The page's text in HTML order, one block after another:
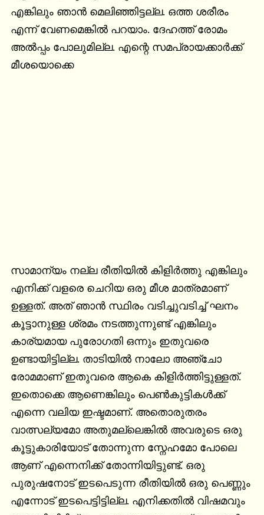
എങ്കിലും ഞാന്‍ മെലിഞ്ഞിട്ടല്ല. ഒത്ത ശരീരം
എന്ന് വേണമെങ്കില്‍ പറയാം. ദേഹത്ത് രോമം
അല്‍പ്പം പോലുമില്ല. എന്റെ സമപ്രായക്കാര്‍ക്ക്
മീശയൊക്കെ
സാമാന്യം നല്ല രീതിയില്‍ കിളിര്‍ത്തു എങ്കിലും
എനിക്ക് വളരെ ചെറിയ ഒരു മീശ മാത്രമാണ്
ഉള്ളത്. അത് ഞാന്‍ സ്ഥിരം വടിച്ചുവടിച്ച് ഘനം
കൂട്ടാനുള്ള ശ്രമം നടത്തുന്നുണ്ട് എങ്കിലും
കാര്യമായ പുരോഗതി ഒന്നും ഇതുവരെ
ഉണ്ടായിട്ടില്ല. താടിയില്‍ നാലോ അഞ്ചോ
രോമമാണ് ഇതുവരെ ആകെ കിളിര്‍ത്തിട്ടുള്ളത്.
ഇതൊക്കെ ആണെങ്കിലും പെണ്‍കുട്ടികള്‍ക്ക്
എന്നെ വലിയ ഇഷ്ടമാണ്. അതൊരുതരം
വാത്സല്യമോ അതുമല്ലെങ്കില്‍ അവരുടെ ഒരു
കൂട്ടുകാരിയോട് തോന്നുന്ന സ്നേഹമോ പോലെ
ആണ് എന്നെനിക്ക് തോന്നിയിട്ടുണ്ട്. ഒരു
പുരുഷനോട് ഇടപെടുന്ന രീതിയില്‍ ഒരു പെണ്ണും
എന്നോട് ഇടപെട്ടിട്ടില്ല. എനിക്കതില്‍ വിഷമവും